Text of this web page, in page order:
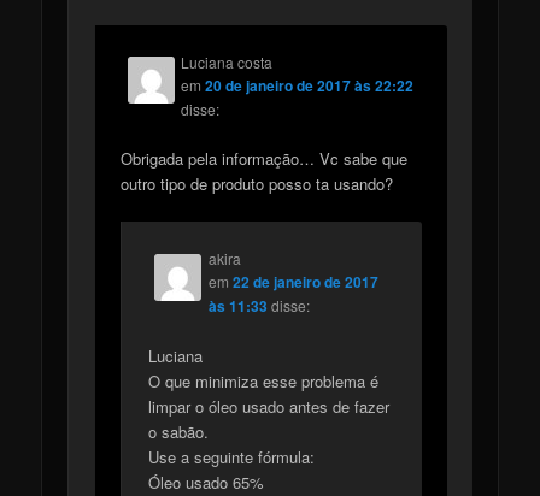
Luciana costa
em20 de janeiro de 2017 às 22:22
disse:
Obrigada pela informação… Vc sabe que
outro tipo de produto posso ta usando?
akira
em 22 de janeiro de 2017
às 11:33 disse:
Luciana
O que minimiza esse problema é
limpar o óleo usado antes de fazer
o sabão.
Use a seguinte fórmula:
Óleo usado 65%